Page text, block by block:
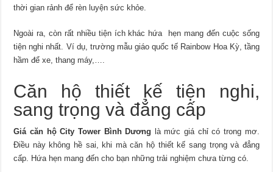
thời gian rảnh để rèn luyện sức khỏe.
Ngoài ra, còn rất nhiều tiện ích khác hứa hẹn mang đến cuộc sống
tiện nghi nhất. Ví dụ, trường mẫu giáo quốc tế Rainbow Hoa Kỳ, tầng
hầm để xe, thang máy,….
Căn hộ thiết kế tiện nghi,
sang trọng và đẳng cấp
Giá căn hộ City Tower Bình Dương là mức giá chỉ có trong mơ.
Điều này không hề sai, khi mà căn hộ thiết kế sang trọng và đẳng
cấp. Hứa hẹn mang đến cho bạn những trải nghiệm chưa từng có.